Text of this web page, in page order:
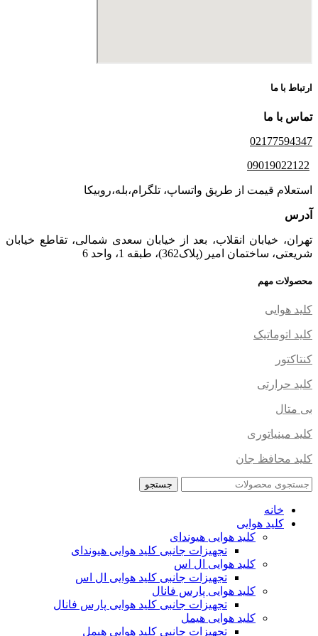
ارتباط با ما
تماس با ما
02177594347
09019022122
استعلام قیمت از طریق واتساپ، تلگرام،بله،روبیکا
آدرس
تهران، خیابان انقلاب، بعد از خیابان سعدی شمالی، تقاطع خیابان
شریعتی، ساختمان امیر (پلاک362)، طبقه 1، واحد 6
محصولات مهم
کلید هوایی
کلید اتوماتیک
کنتاکتور
کلید حرارتی
بی متال
کلید مینیاتوری
کلید محافظ جان
جستجو
خانه
کلید هوایی
کلید هوایی هیوندای
تجهیزات جانبی کلید هوایی هیوندای
کلید هوایی ال اس
تجهیزات جانبی کلید هوایی ال اس
کلید هوایی پارس فانال
تجهیزات جانبی کلید هوایی پارس فانال
کلید هوایی هیمل
تجهیزات جانبی کلید هوایی هیمل